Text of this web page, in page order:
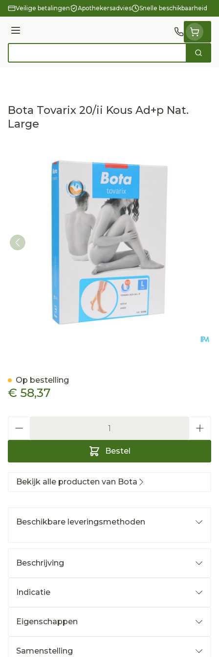
Ga naar de inhoud
Veilige betalingen Apothekersadvies Snelle beschikbaarheid
Menu
Zoek
Bota Tovarix 20/ii Kous Ad+p Nat.
Large
€ 58,37
Bestel
Op bestelling
Bekijk alle producten van Bota
Beschikbare leveringsmethoden
Beschrijving
Indicatie
Eigenschappen
Samenstelling